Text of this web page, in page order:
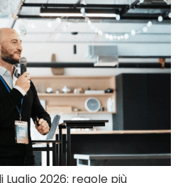
2026: regole più